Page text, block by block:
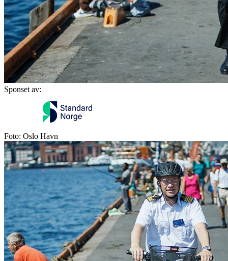
Sponset av:
Foto: Oslo Havn